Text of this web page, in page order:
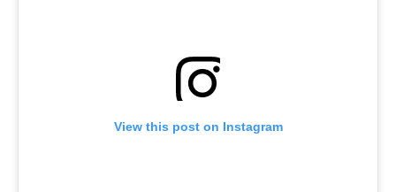
View this post on Instagram